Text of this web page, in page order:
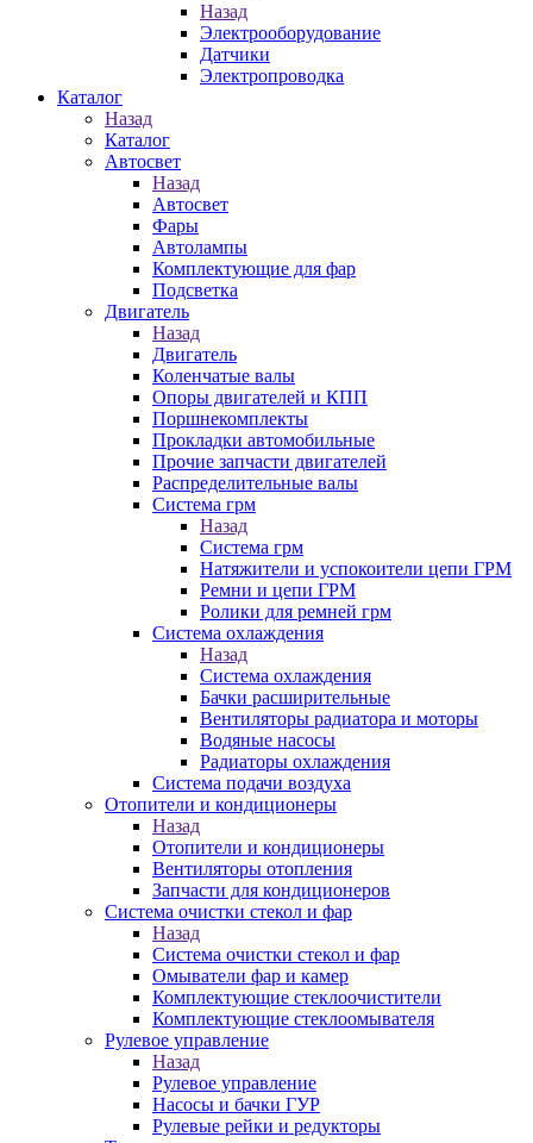
Назад
Электрооборудование
Датчики
Электропроводка
Каталог
Назад
Каталог
Автосвет
Назад
Автосвет
Фары
Автолампы
Комплектующие для фар
Подсветка
Двигатель
Назад
Двигатель
Коленчатые валы
Опоры двигателей и КПП
Поршнекомплекты
Прокладки автомобильные
Прочие запчасти двигателей
Распределительные валы
Система грм
Назад
Система грм
Натяжители и успокоители цепи ГРМ
Ремни и цепи ГРМ
Ролики для ремней грм
Система охлаждения
Назад
Система охлаждения
Бачки расширительные
Вентиляторы радиатора и моторы
Водяные насосы
Радиаторы охлаждения
Система подачи воздуха
Отопители и кондиционеры
Назад
Отопители и кондиционеры
Вентиляторы отопления
Запчасти для кондиционеров
Система очистки стекол и фар
Назад
Система очистки стекол и фар
Омыватели фар и камер
Комплектующие стеклоочистители
Комплектующие стеклоомывателя
Рулевое управление
Назад
Рулевое управление
Насосы и бачки ГУР
Рулевые рейки и редукторы